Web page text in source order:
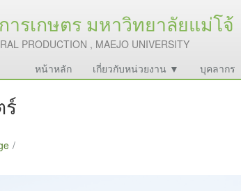
รเกษตร มหาวิทยาลัยแม่โจ้
PRODUCTION , MAEJO UNIVERSITY
หน้าหลัก เกี่ยวกับหน่วยงาน ▼ บุคลากร